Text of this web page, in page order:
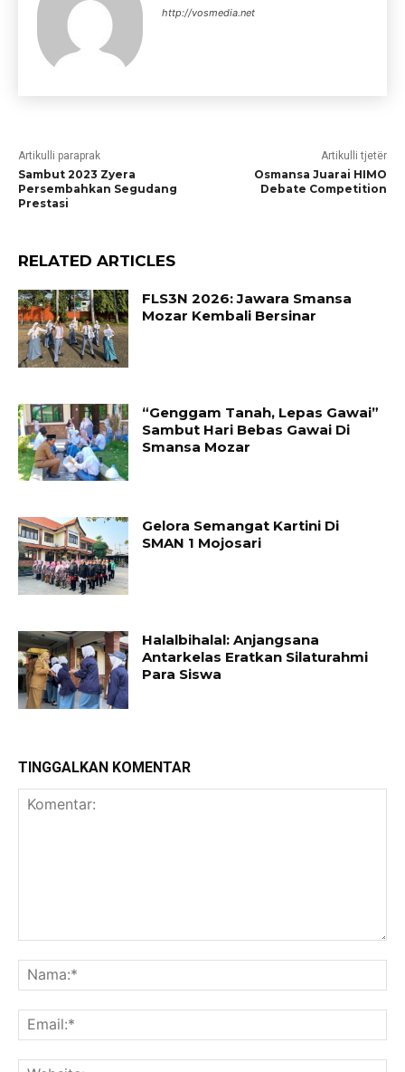
http://vosmedia.net
Artikulli paraprak
Sambut 2023 Zyera
Persembahkan Segudang
Prestasi
Artikulli tjetër
Osmansa Juarai HIMO
Debate Competition
RELATED ARTICLES
FLS3N 2026: Jawara Smansa
Mozar Kembali Bersinar
“Genggam Tanah, Lepas Gawai”
Sambut Hari Bebas Gawai Di
Smansa Mozar
Gelora Semangat Kartini Di
SMAN 1 Mojosari
Halalbihalal: Anjangsana
Antarkelas Eratkan Silaturahmi
Para Siswa
TINGGALKAN KOMENTAR